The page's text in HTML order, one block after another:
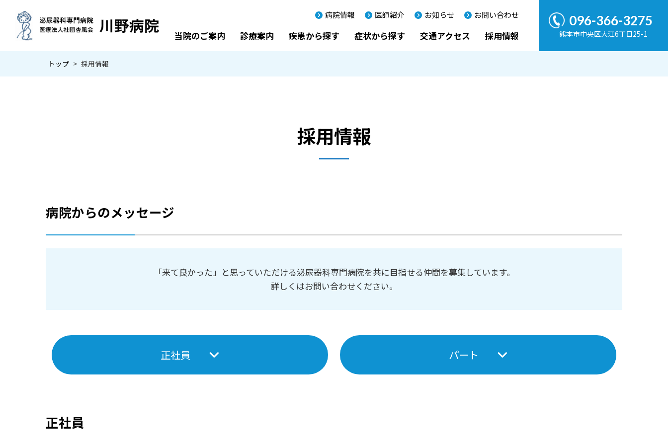
病院情報 医師紹介 お知らせ お問い合わせ
当院のご案内 診療案内 疾患から探す 症状から探す 交通アクセス 採用情報
096-366-3275
熊本市中央区大江6丁目25-1
トップ > 採用情報
採用情報
病院からのメッセージ
「来て良かった」と思っていただける泌尿器科専門病院を共に目指せる仲間を募集しています。
詳しくはお問い合わせください。
正社員 パート
正社員